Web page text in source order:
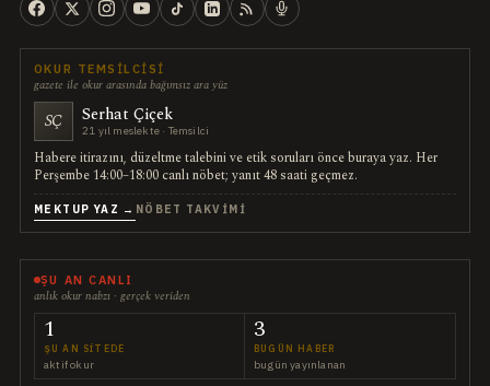
OKUR TEMSILCISI
gazete ile okur arasında bağımsız ara yüz
SÇ Serhat Çiçek
21 yıl meslekte · Temsilci
Habere itirazını, düzeltme talebini ve etik soruları önce buraya yaz. Her
Perşembe 14:00–18:00 canlı nöbet; yanıt 48 saati geçmez.
MEKTUP YAZ → NÖBET TAKVIMI
ŞU AN CANLI
anlık okur nabzı · gerçek veriden
1
ŞU AN SITEDE
aktif okur
3
BUGÜN HABER
bugün yayınlanan